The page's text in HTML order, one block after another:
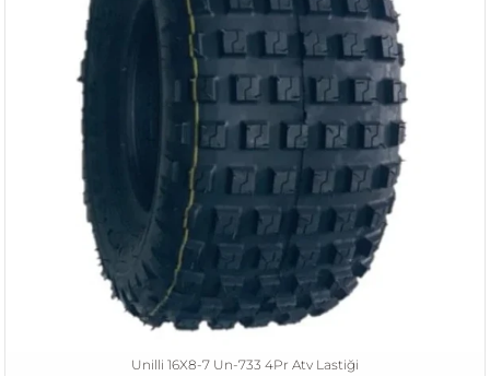
Unilli 16X8-7 Un-733 4Pr Atv Lastiği